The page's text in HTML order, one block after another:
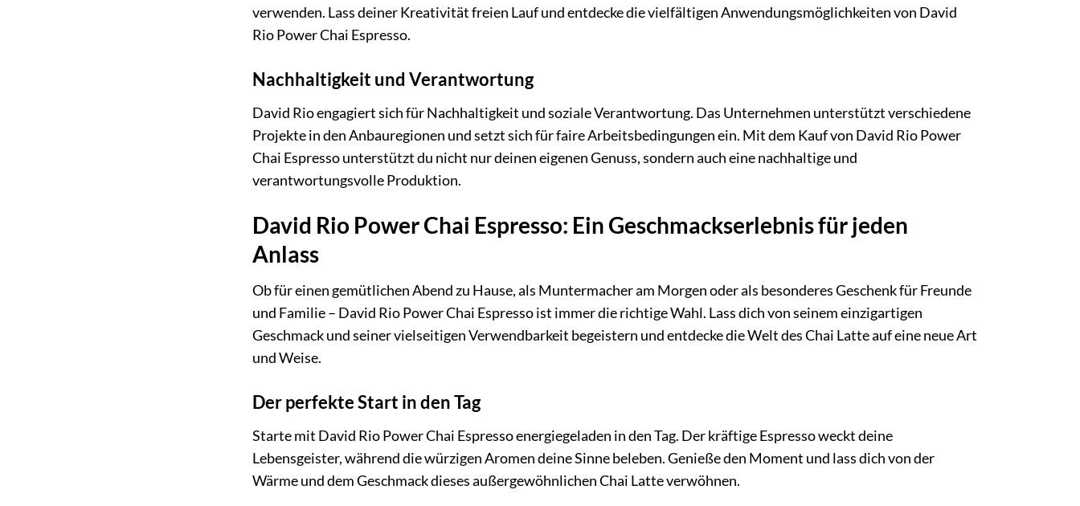
verwenden. Lass deiner Kreativität freien Lauf und entdecke die vielfältigen Anwendungsmöglichkeiten von David
Rio Power Chai Espresso.
Nachhaltigkeit und Verantwortung
David Rio engagiert sich für Nachhaltigkeit und soziale Verantwortung. Das Unternehmen unterstützt verschiedene
Projekte in den Anbauregionen und setzt sich für faire Arbeitsbedingungen ein. Mit dem Kauf von David Rio Power
Chai Espresso unterstützt du nicht nur deinen eigenen Genuss, sondern auch eine nachhaltige und
verantwortungsvolle Produktion.
David Rio Power Chai Espresso: Ein Geschmackserlebnis für jeden
Anlass
Ob für einen gemütlichen Abend zu Hause, als Muntermacher am Morgen oder als besonderes Geschenk für Freunde
und Familie – David Rio Power Chai Espresso ist immer die richtige Wahl. Lass dich von seinem einzigartigen
Geschmack und seiner vielseitigen Verwendbarkeit begeistern und entdecke die Welt des Chai Latte auf eine neue Art
und Weise.
Der perfekte Start in den Tag
Starte mit David Rio Power Chai Espresso energiegeladen in den Tag. Der kräftige Espresso weckt deine
Lebensgeister, während die würzigen Aromen deine Sinne beleben. Genieße den Moment und lass dich von der
Wärme und dem Geschmack dieses außergewöhnlichen Chai Latte verwöhnen.